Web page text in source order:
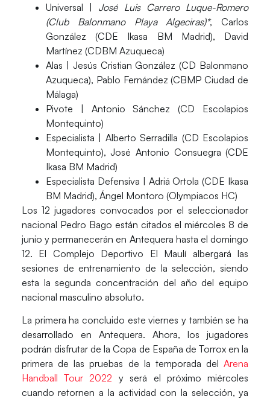
Universal |
José Luis Carrero Luque-Romero
(Club Balonmano Playa Algeciras)*, Carlos
González (CDE Ikasa BM Madrid), David
Martínez (CDBM Azuqueca)
Alas | Jesús Cristian González (CD Balonmano
Azuqueca), Pablo Fernández (CBMP Ciudad de
Málaga)
Pivote | Antonio Sánchez (CD Escolapios
Montequinto)
Especialista | Alberto Serradilla (CD Escolapios
Montequinto), José Antonio Consuegra (CDE
Ikasa BM Madrid)
Especialista Defensiva | Adriá Ortola (CDE Ikasa
BM Madrid), Ángel Montoro (Olympiacos HC)
Los 12 jugadores convocados por el seleccionador
nacional Pedro Bago están citados el miércoles 8 de
junio y permanecerán en Antequera hasta el domingo
12. El Complejo Deportivo El Maulí albergará las
sesiones de entrenamiento de la selección, siendo
esta la segunda concentración del año del equipo
nacional masculino absoluto.
La primera ha concluido este viernes y también se ha
desarrollado en Antequera. Ahora, los jugadores
podrán disfrutar de laCopa de España de Torroxen la
primera de las pruebas de la temporada delArena
Handball Tour 2022 y será el próximo miércoles
cuando retornen a la actividad con la selección, ya